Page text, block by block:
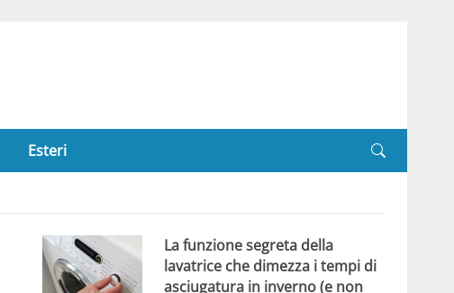
Esteri
La funzione segreta della
lavatrice che dimezza i tempi di
asciugatura in inverno (e non